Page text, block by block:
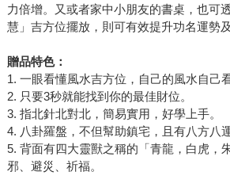
力倍增。又或者家中小朋友的書桌，也可
慧」吉方位擺放，則可有效提升功名運勢
贈品特色：
1. 一眼看懂風水吉方位，自己的風水自己看
2. 只要3秒就能找到你的最佳財位。
3. 指北針北對北，簡易實用，好學上手。
4. 八卦羅盤，不但幫助鎮宅，且有八方八運
5. 背面有四大靈獸之稱的「青龍，白虎，
邪、避災、祈福。